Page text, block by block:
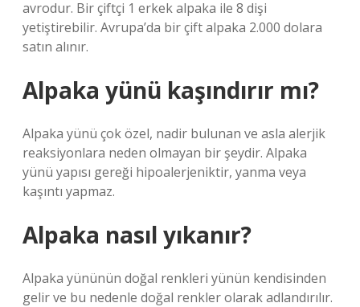
avrodur. Bir çiftçi 1 erkek alpaka ile 8 dişi
yetiştirebilir. Avrupa’da bir çift alpaka 2.000 dolara
satın alınır.
Alpaka yünü kaşındırır mı?
Alpaka yünü çok özel, nadir bulunan ve asla alerjik
reaksiyonlara neden olmayan bir şeydir. Alpaka
yünü yapısı gereği hipoalerjeniktir, yanma veya
kaşıntı yapmaz.
Alpaka nasıl yıkanır?
Alpaka yününün doğal renkleri yünün kendisinden
gelir ve bu nedenle doğal renkler olarak adlandırılır.